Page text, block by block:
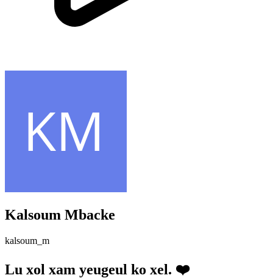
Kalsoum Mbacke
kalsoum_m
Lu xol xam yeugeul ko xel. ❤️